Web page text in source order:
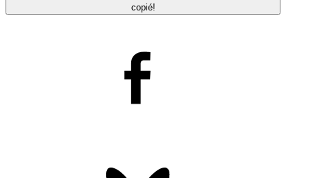
copié!